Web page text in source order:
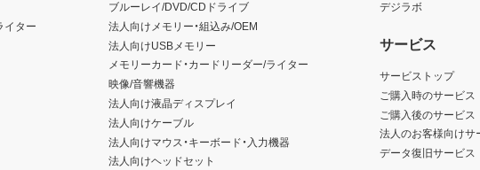
イター
ブルーレイ/DVD/CDドライブ
法人向けメモリー・組込み/OEM
法人向けUSBメモリー
メモリーカード・カードリーダー/ライター
映像/音響機器
法人向け液晶ディスプレイ
法人向けケーブル
法人向けマウス・キーボード・入力機器
法人向けヘッドセット
デジラボ
サービス
サービストップ
ご購入時のサービス
ご購入後のサービス
法人のお客様向けサ
データ復旧サービス